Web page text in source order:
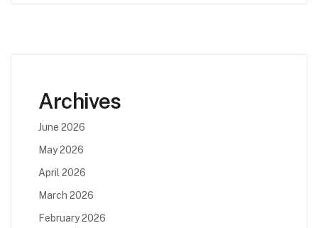
Archives
June 2026
May 2026
April 2026
March 2026
February 2026